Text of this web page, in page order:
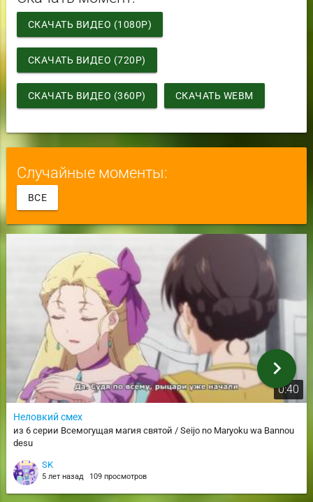
СКАЧАТЬ ВИДЕО (1080P)
СКАЧАТЬ ВИДЕО (720P)
СКАЧАТЬ ВИДЕО (360P) СКАЧАТЬ WEBM
Случайные моменты:
ВСЕ
0:40
Неловкий смех
из 6 серии Всемогущая магия святой / Seijo no Maryoku wa Bannou
desu
SK
5 лет назад 109 просмотров
chevron_right